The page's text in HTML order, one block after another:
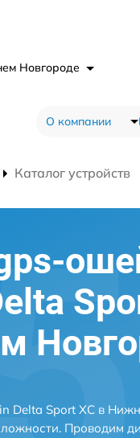
Новгороде
О компании
Каталог устройств
Delta Sport XC в
Проводим